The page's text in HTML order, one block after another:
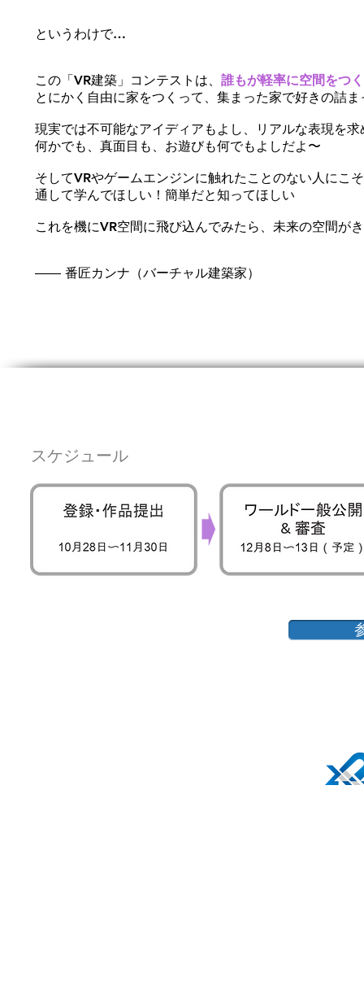
というわけで…
この「VR建築」コンテストは、 誰もが軽率に空間をつ
とにかく自由に家をつくって、集まった家で好きの詰
現実では不可能なアイディアもよし、リアルな表現を
何かでも、真面目も、お遊びも何でもよしだよ〜
そしてVRやゲームエンジンに触れたことのない人にこ
通して学んでほしい！簡単だと知ってほしい
これを機にVR空間に飛び込んでみたら、未来の空間が
―― 番匠カンナ（バーチャル建築家）
​スケジュール